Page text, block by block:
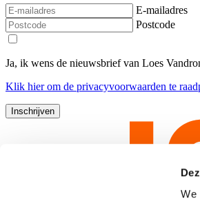
We
E-mailadres
Postcode
Ja, ik wens de nieuwsbrief van Loes
Klik hierom de privacyvoorwaarden te